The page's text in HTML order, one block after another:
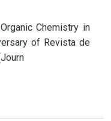
Chemistry in
of Revista de